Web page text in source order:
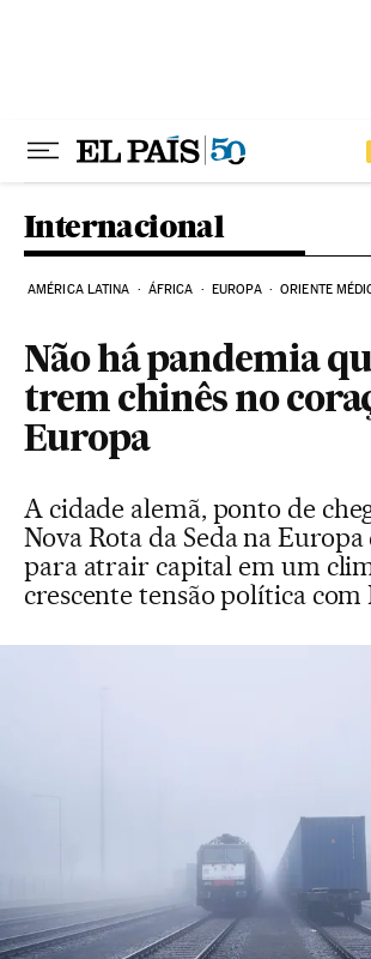
Internacional
AMÉRICA LATINA ÁFRICA EUROPA ORIENTE
Não há pandemia
trem chinês no
Europa
A cidade alemã, ponto de
Nova Rota da Seda na
para atrair capital em um
crescente tensão política com